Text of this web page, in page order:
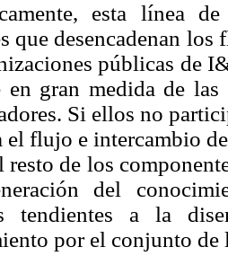
esta línea
que desencadenan
públicas de
en gran medida de
Si ellos no
el flujo e intercambio
de los
del
tendientes a la
por el conjunto de